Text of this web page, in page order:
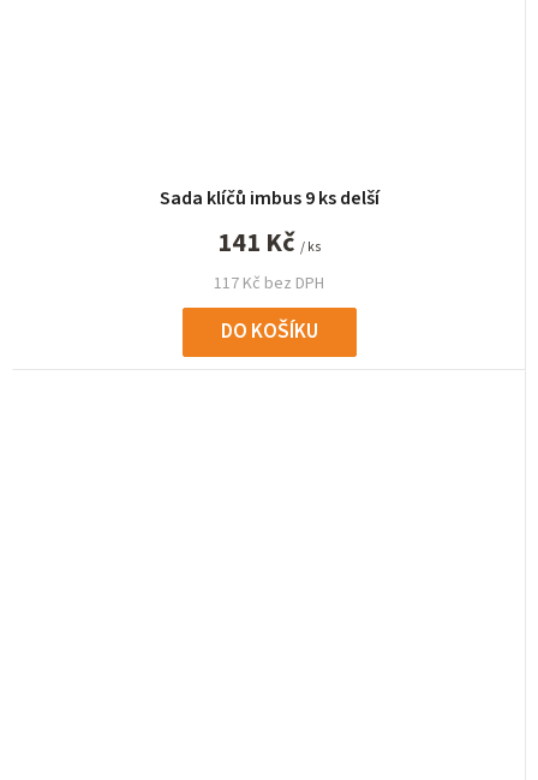
Sada klíčů imbus 9 ks delší
117 Kč bez DPH
141 Kč / ks
DO KOŠÍKU